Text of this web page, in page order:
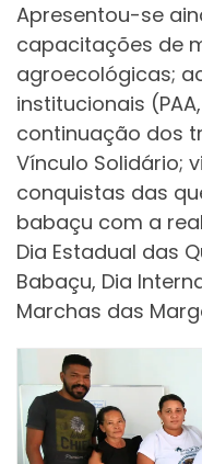
Apresentou-se
capacitações de
agroecológicas;
institucionais (PAA,
continuação dos
Vínculo Solidário;
conquistas das
babaçu com a
Dia Estadual das
Babaçu, Dia
Marchas das